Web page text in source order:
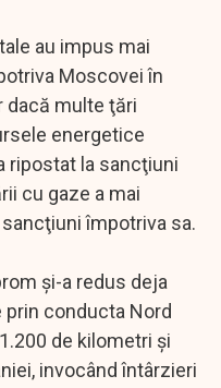
au impus mai
Moscovei în
dacă multe ţări
energetice
ripostat la sancţiuni
cu gaze a mai
împotriva sa.
şi-a redus deja
conducta Nord
de kilometri şi
invocând întârzieri